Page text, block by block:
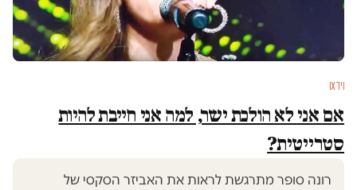
וידאו
אם אני לא הולכת ישר, למה אני חייבת להיות
סטרייטית?
רונה סופר מתרגשת לראות את האביזר הסקסי של